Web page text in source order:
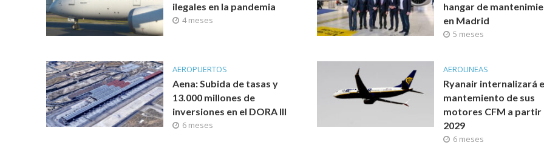
ilegales en la pandemia
4 meses
hangar de
en Madrid
5 meses
AEROPUERTOS
Aena: Subida de tasas y
13.000 millones de
inversiones en el DORA III
6 meses
AEROLINEAS
Ryanair internalizará
mantemiento de sus
motores CFM a partir
2029
6 meses